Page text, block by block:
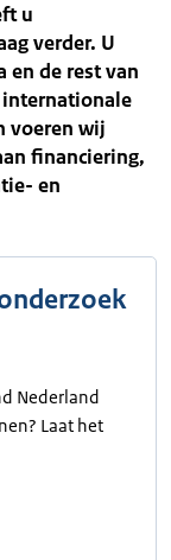
u
verder. U
de rest van
internationale
voeren wij
financiering,
en
Nederland
Laat het